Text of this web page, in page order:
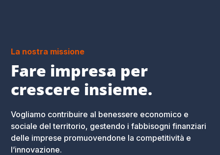
La nostra missione
Fare impresa per
crescere insieme.
Vogliamo contribuire al benessere economico e
sociale del territorio, gestendo i fabbisogni finanziari
delle imprese promuovendone la competitività e
l’innovazione.